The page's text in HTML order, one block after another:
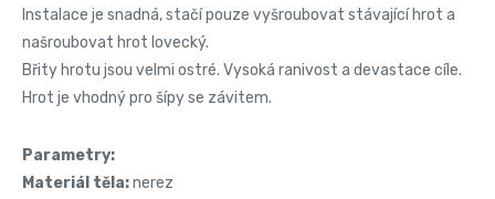
Instalace je snadná, stačí pouze vyšroubovat stávající hrot a
našroubovat hrot lovecký.
Břity hrotu jsou velmi ostré. Vysoká ranivost a devastace cíle.
Hrot je vhodný pro šípy se závitem.
Parametry:
Materiál těla:nerez